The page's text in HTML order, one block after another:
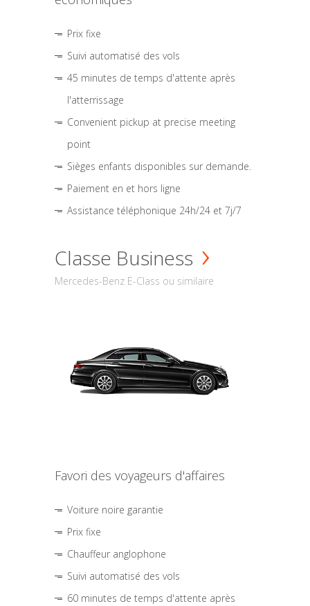
Prix fixe
Suivi automatisé des vols
45 minutes de temps d'attente après
l'atterrissage
Convenient pickup at precise meeting
point
Sièges enfants disponibles sur demande.
Paiement en et hors ligne
Assistance téléphonique 24h/24 et 7j/7
Classe Business
Mercedes-Benz E-Class ou similaire
Favori des voyageurs d'affaires
Voiture noire garantie
Prix fixe
Chauffeur anglophone
Suivi automatisé des vols
60 minutes de temps d'attente après